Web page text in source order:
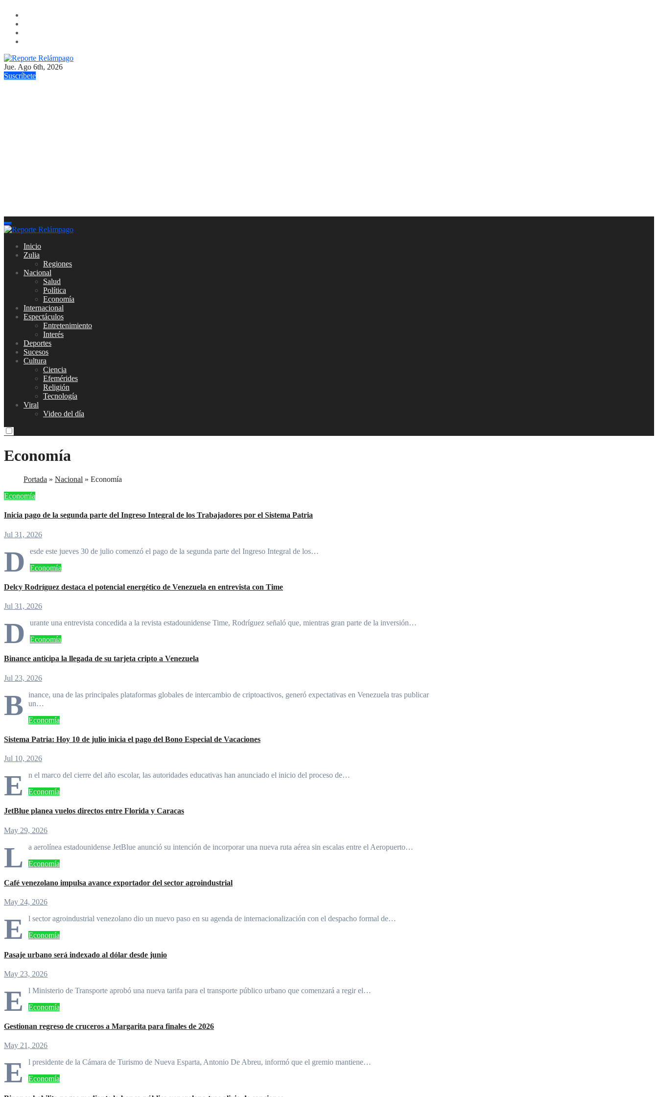
contenido
Reporte Relámpago
Claridad y rigor en cada noticia
Jue. Ago 6th, 2026
Suscríbete
Reporte Relámpago
Claridad y rigor en cada noticia
Inicio
Zulia
Regiones
Nacional
Salud
Política
Economía
Internacional
Espectáculos
Entretenimiento
Interés
Deportes
Sucesos
Cultura
Ciencia
Efemérides
Religión
Tecnología
Viral
Video del día
Economía
Portada » Nacional » Economía
Economía
Inicia pago de la segunda parte del Ingreso Integral de los Trabajadores por el Sistema Patria
Jul 31, 2026
D
esde este jueves 30 de julio comenzó el pago de la segunda parte del Ingreso Integral de los…
Economía
Delcy Rodríguez destaca el potencial energético de Venezuela en entrevista con Time
Jul 31, 2026
D
urante una entrevista concedida a la revista estadounidense Time, Rodríguez señaló que, mientras gran parte de la inversión…
Economía
Binance anticipa la llegada de su tarjeta cripto a Venezuela
Jul 23, 2026
B
inance, una de las principales plataformas globales de intercambio de criptoactivos, generó expectativas en Venezuela tras publicar
un…
Economía
Sistema Patria: Hoy 10 de julio inicia el pago del Bono Especial de Vacaciones
Jul 10, 2026
E
n el marco del cierre del año escolar, las autoridades educativas han anunciado el inicio del proceso de…
Economía
JetBlue planea vuelos directos entre Florida y Caracas
May 29, 2026
L
a aerolínea estadounidense JetBlue anunció su intención de incorporar una nueva ruta aérea sin escalas entre el Aeropuerto…
Economía
Café venezolano impulsa avance exportador del sector agroindustrial
May 24, 2026
E
l sector agroindustrial venezolano dio un nuevo paso en su agenda de internacionalización con el despacho formal de…
Economía
Pasaje urbano será indexado al dólar desde junio
May 23, 2026
E
l Ministerio de Transporte aprobó una nueva tarifa para el transporte público urbano que comenzará a regir el…
Economía
Gestionan regreso de cruceros a Margarita para finales de 2026
May 21, 2026
E
l presidente de la Cámara de Turismo de Nueva Esparta, Antonio De Abreu, informó que el gremio mantiene…
Economía